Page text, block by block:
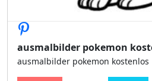
ausmalbilder pokemon
ausmalbilder pokemon kostenlos